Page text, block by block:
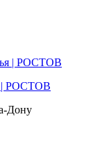
| РОСТОВ
Дону